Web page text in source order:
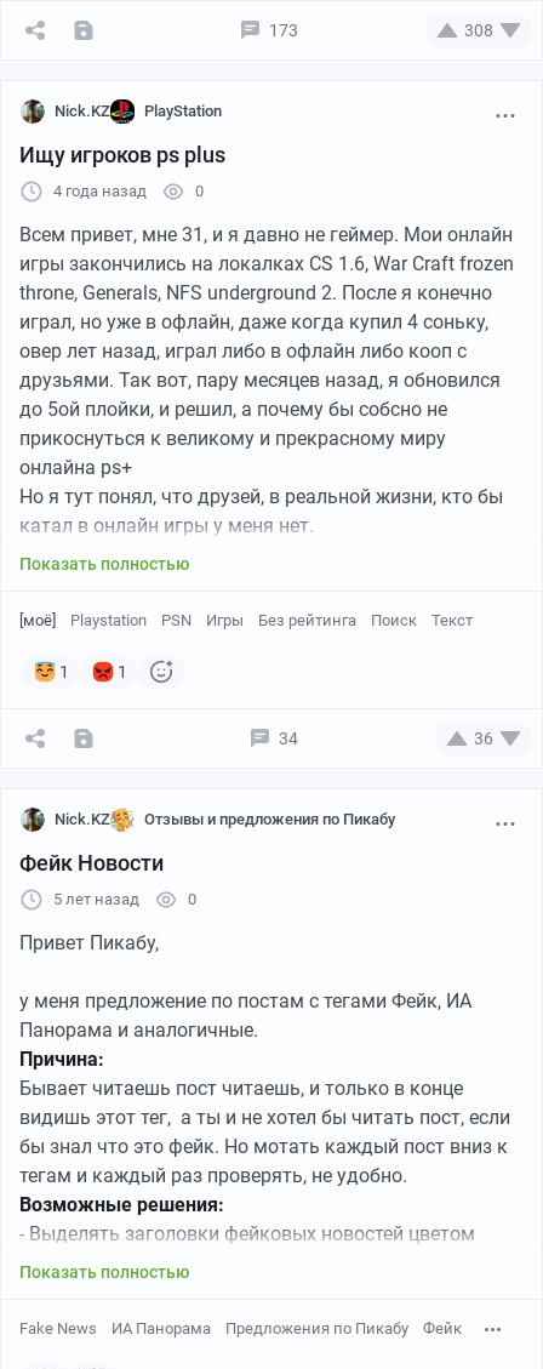
173 308
Nick.KZ PlayStation
Ищу игроков ps plus
4 года назад 0
Всем привет, мне 31, и я давно не геймер. Мои онлайн
игры закончились на локалках CS 1.6, War Craft frozen
throne, Generals, NFS underground 2. После я конечно
играл, но уже в офлайн, даже когда купил 4 соньку,
овер лет назад, играл либо в офлайн либо кооп с
друзьями. Так вот, пару месяцев назад, я обновился
до 5ой плойки, и решил, а почему бы собсно не
прикоснуться к великому и прекрасному миру
онлайна ps+
Но я тут понял, что друзей, в реальной жизни, кто бы
катал в онлайн игры у меня нет.
В общем на игрока гильдии, или тиммейта онлайн не
играть, просто хотелось бы иногда катать с кем
Я офисник 5/2 все по стандарту)
От Москвы +2ч.
Всем благ и хороших выходных
Показать полностью
[моё] Playstation PSN Игры Без рейтинга Поиск Текст
1 1
34 36
Nick.KZ Отзывы и предложения по Пикабу
Фейк Новости
5 лет назад 0
Привет Пикабу,
у меня предложение по постам с тегами Фейк, ИА
Панорама и аналогичные.
Причина:
Бывает читаешь пост читаешь, и только в конце
видишь этот тег, а ты и не хотел бы читать пост, если
бы знал что это фейк. Но мотать каждый пост вниз к
тегам и каждый раз проверять, не удобно.
Возможные решения:
- Выделять заголовки фейковых новостей цветом
- Автоматическое добавление Тегов Фейк, ИА
Показать полностью
Fake News ИА Панорама Предложения по Пикабу Фейк